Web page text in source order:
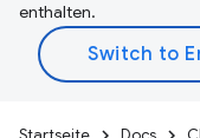
enthalten.